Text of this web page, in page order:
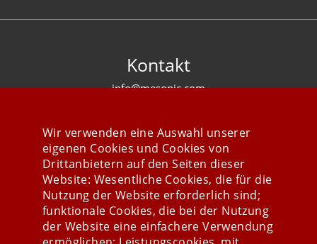
Kontakt
info@mesonic.com
Stay connected
Wir verwenden eine Auswahl unserer
eigenen Cookies und Cookies von
Drittanbietern auf den Seiten dieser
Website: Wesentliche Cookies, die für die
Nutzung der Website erforderlich sind;
funktionale Cookies, die bei der Nutzung
der Website eine einfachere Verwendung